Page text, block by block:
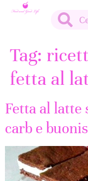
Tag:
fetta al
Fetta al latte
carb e